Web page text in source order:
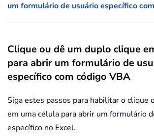
um formulário de usuário específico
Clique ou dê um duplo clique
para abrir um formulário de
específico com código VBA
Siga estes passos para habilitar o clique
em uma célula para abrir um formulário
específico no Excel.